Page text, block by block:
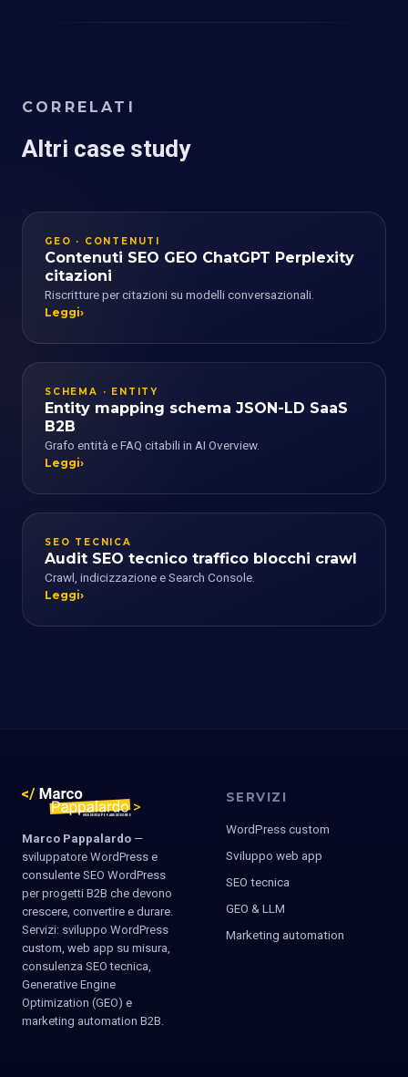
CORRELATI
Altri case study
GEO · CONTENUTI
Contenuti SEO GEO ChatGPT Perplexity
citazioni
Riscritture per citazioni su modelli conversazionali.
Leggi
SCHEMA · ENTITY
Entity mapping schema JSON-LD SaaS
B2B
Grafo entità e FAQ citabili in AI Overview.
Leggi
SEO TECNICA
Audit SEO tecnico traffico blocchi crawl
Crawl, indicizzazione e Search Console.
Leggi
Marco Pappalardo —
sviluppatore WordPress e
consulente SEO WordPress
per progetti B2B che devono
crescere, convertire e durare.
Servizi: sviluppo WordPress
custom, web app su misura,
consulenza SEO tecnica,
Generative Engine
Optimization (GEO) e
marketing automation B2B.
SERVIZI
WordPress custom
Sviluppo web app
SEO tecnica
GEO & LLM
Marketing automation